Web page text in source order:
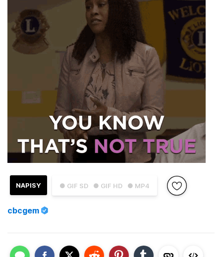
● GIF SD ● GIF HD ● MP4
NAPISY
cbcgem